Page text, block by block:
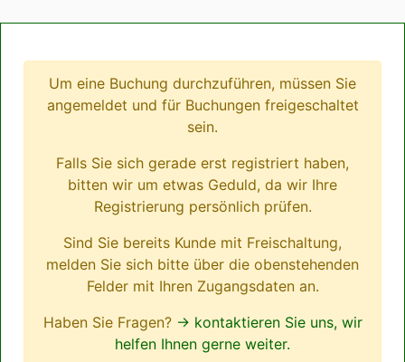
Um eine Buchung durchzuführen, müssen Sie
angemeldet und für Buchungen freigeschaltet
sein.
Falls Sie sich gerade erst registriert haben,
bitten wir um etwas Geduld, da wir Ihre
Registrierung persönlich prüfen.
Sind Sie bereits Kunde mit Freischaltung,
melden Sie sich bitte über die obenstehenden
Felder mit Ihren Zugangsdaten an.
Haben Sie Fragen? → kontaktieren Sie uns, wir
helfen Ihnen gerne weiter.